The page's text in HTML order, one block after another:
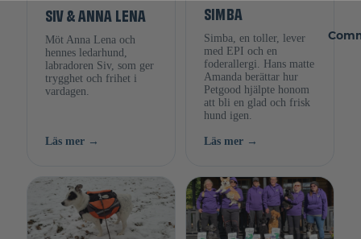
SIV & ANNA LENA
Möt Anna Lena och
hennes ledarhund,
labradoren Siv, som ger
trygghet och frihet i
vardagen.
Läs mer →
SIMBA
Simba, en toller, lever
med EPI och en
foderallergi. Hans matte
Amanda berättar hur
Petgood hjälpte honom
att bli en glad och frisk
hund igen.
Läs mer →